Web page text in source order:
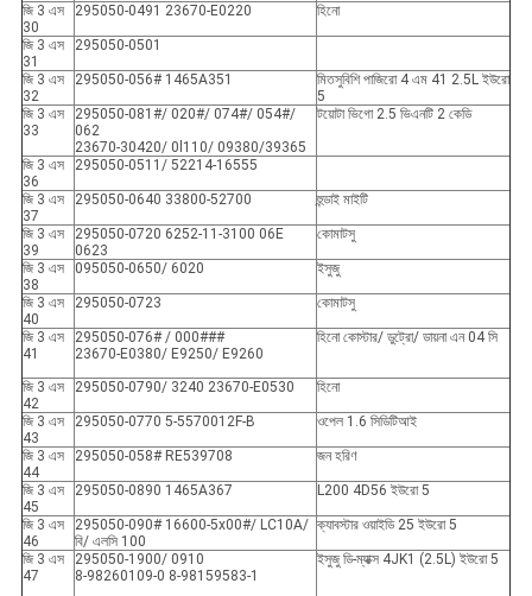
জি 3 এস
30
295050-0491 23670-E0220 হিনো
জি 3 এস
31
295050-0501
জি 3 এস
32
295050-056# 1465A351
মিতসুবিশি পাজিরো 4 এম 41 2.5L ইউরো
5
জি 3 এস
33
295050-081#/ 020#/ 074#/ 054#/
062
23670-30420/ 0l110/ 09380/39365
টয়োটা ভিগো 2.5 ভিএনটি 2 কেডি
জি 3 এস
36
295050-0511/ 52214-16555
জি 3 এস
37
295050-0640 33800-52700 হুন্ডাই মাইটি
জি 3 এস
39
295050-0720 6252-11-3100 06E
0623
কোমাটসু
জি 3 এস
38
095050-0650/ 6020 ইসুজু
জি 3 এস
40
295050-0723 কোমাটসু
জি 3 এস
41
295050-076# / 000###
23670-E0380/ E9250/ E9260
হিনো কোস্টার/ ডুট্রো/ ডায়না এন 04 সি
জি 3 এস
42
295050-0790/ 3240 23670-E0530 হিনো
জি 3 এস
43
295050-0770 5-5570012F-B ওপেল 1.6 সিডিটিআই
জি 3 এস
44
295050-058# RE539708 জন হরিণ
জি 3 এস
45
295050-0890 1465A367 L200 4D56 ইউরো 5
জি 3 এস
46
295050-090# 16600-5x00#/ LC10A/
বি/ এলসি 100
ক্যাবস্টার ওয়াইডি 25 ইউরো 5
জি 3 এস
47
295050-1900/ 0910
8-98260109-0 8-98159583-1
ইসুজু ডি-ম্যাক্স 4JK1 (2.5L) ইউরো 5